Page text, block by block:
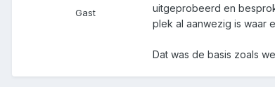
Gast
uitgeprobeerd en
plek al aanwezig is waar
Dat was de basis zoals